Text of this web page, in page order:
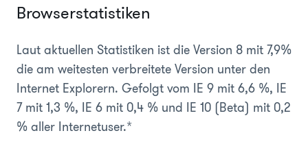
Browserstatistiken
Laut aktuellen Statistiken ist die Version 8 mit 7,9%
die am weitesten verbreitete Version unter den
Internet Explorern. Gefolgt vom IE 9 mit 6,6 %, IE
7 mit 1,3 %, IE 6 mit 0,4 % und IE 10 (Beta) mit 0,2
% aller Internetuser.*